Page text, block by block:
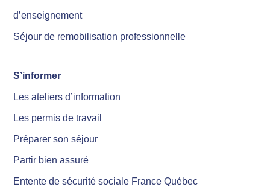
d’enseignement
Séjour de remobilisation professionnelle
S’informer
Les ateliers d’information
Les permis de travail
Préparer son séjour
Partir bien assuré
Entente de sécurité sociale France Québec